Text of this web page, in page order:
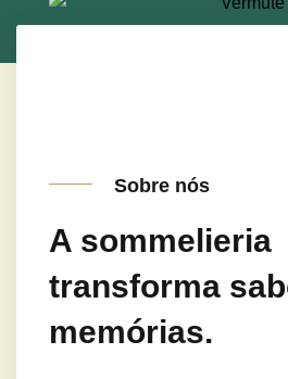
Sobre nós
A sommelieria
transforma
memórias.